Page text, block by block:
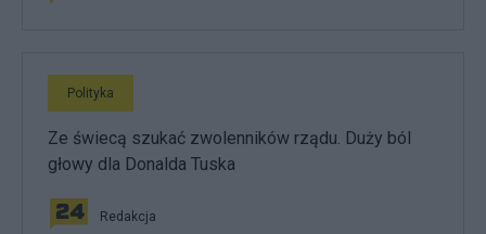
Polityka
Ze świecą szukać zwolenników rządu. Duży ból
głowy dla Donalda Tuska
Redakcja